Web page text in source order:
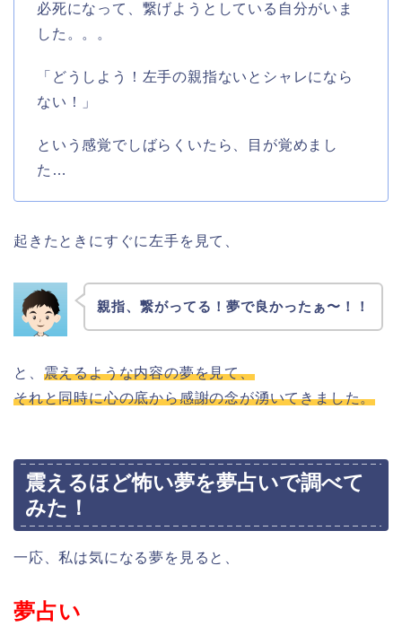
必死になって、繋げようとしている自分がいま
した。。。
「どうしよう！左手の親指ないとシャレになら
ない！」
という感覚でしばらくいたら、目が覚めまし
た…
起きたときにすぐに左手を見て、
親指、繋がってる！夢で良かったぁ〜！！
と、 震えるような内容の夢を見て、
それと同時に心の底から感謝の念が湧いてきました。
震えるほど怖い夢を夢占いで調べて
みた！
一応、私は気になる夢を見ると、
夢占い